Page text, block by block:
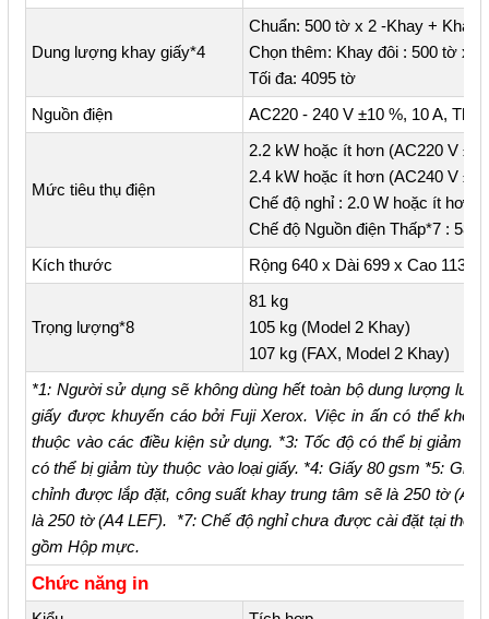
Dung lượng khay giấy*4
Chuẩn: 500 tờ x 2 -Khay + Khay
Chọn thêm: Khay đôi : 500 tờ x
Tối đa: 4095 tờ
Nguồn điện AC220 - 240 V ±10 %, 10 A,
Mức tiêu thụ điện
2.2 kW hoặc ít hơn (AC220 V ±
2.4 kW hoặc ít hơn (AC240 V ±
Chế độ nghỉ : 2.0 W hoặc ít hơn
Chế độ Nguồn điện Thấp*7 : 58
Kích thước Rộng 640 x Dài 699 x Cao 1136
Trọng lượng*8
81 kg
105 kg (Model 2 Khay)
107 kg (FAX, Model 2 Khay)
*1: Người sử dụng sẽ không dùng hết toàn bộ dung lượng
giấy được khuyến cáo bởi Fuji Xerox. Việc in ấn có thể
thuộc vào các điều kiện sử dụng. *3: Tốc độ có thể bị giảm
có thể bị giảm tùy thuộc vào loại giấy. *4: Giấy 80 gsm *5:
chỉnh được lắp đặt, công suất khay trung tâm sẽ là 250 tờ (A4
là 250 tờ (A4 LEF). *7: Chế độ nghỉ chưa được cài đặt tại thời
gồm Hộp mực.
Chức năng in